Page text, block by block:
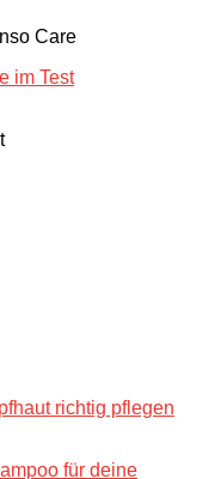
im Test
richtig pflegen